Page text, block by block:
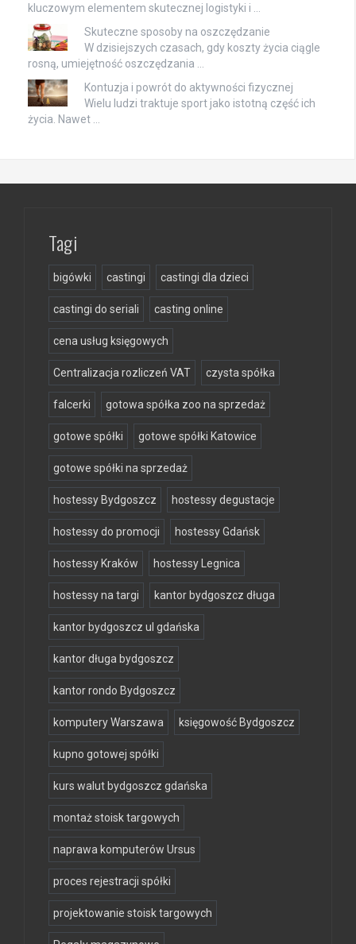
kluczowym elementem skutecznej logistyki i …
Skuteczne sposoby na oszczędzanie
W dzisiejszych czasach, gdy koszty życia ciągle
rosną, umiejętność oszczędzania …
Kontuzja i powrót do aktywności fizycznej
Wielu ludzi traktuje sport jako istotną część ich
życia. Nawet …
Tagi
bigówki castingi castingi dla dzieci
castingi do seriali casting online
cena usług księgowych
Centralizacja rozliczeń VAT czysta spółka
falcerki gotowa spółka zoo na sprzedaż
gotowe spółki gotowe spółki Katowice
gotowe spółki na sprzedaż
hostessy Bydgoszcz hostessy degustacje
hostessy do promocji hostessy Gdańsk
hostessy Kraków hostessy Legnica
hostessy na targi kantor bydgoszcz długa
kantor bydgoszcz ul gdańska
kantor długa bydgoszcz
kantor rondo Bydgoszcz
komputery Warszawa księgowość Bydgoszcz
kupno gotowej spółki
kurs walut bydgoszcz gdańska
montaż stoisk targowych
naprawa komputerów Ursus
proces rejestracji spółki
projektowanie stoisk targowych